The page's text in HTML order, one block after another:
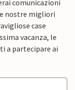
comunicazioni
nostre migliori
case
vacanza, le
a partecipare ai